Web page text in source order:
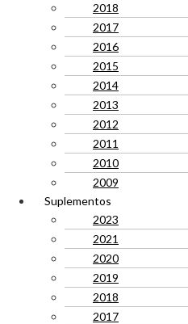
2018
2017
2016
2015
2014
2013
2012
2011
2010
2009
Suplementos
2023
2021
2020
2019
2018
2017